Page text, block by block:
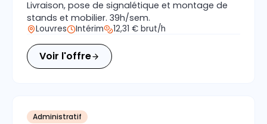
Livraison, pose de signalétique et montage de
stands et mobilier. 39h/sem.
Louvres Intérim 12,31 € brut/h
Voir l'offre
Administratif